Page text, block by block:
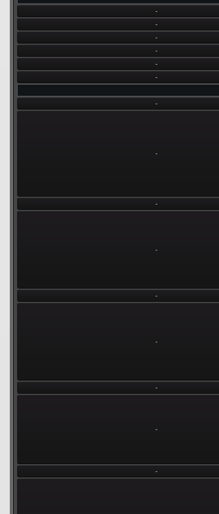
-
-
-
-
-
-
-
-
-
-
-
-
-
-
-